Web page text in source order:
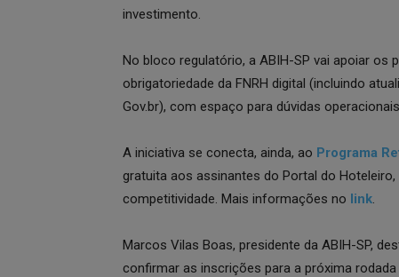
investimento.
No bloco regulatório, a ABIH-SP vai apoiar os
obrigatoriedade da FNRH digital (incluindo
Gov.br), com espaço para dúvidas
A iniciativa se conecta, ainda, ao Programa
gratuita aos assinantes do Portal do
competitividade. Mais informações no link.
Marcos Vilas Boas, presidente da ABIH-SP,
confirmar as inscrições para a próxima